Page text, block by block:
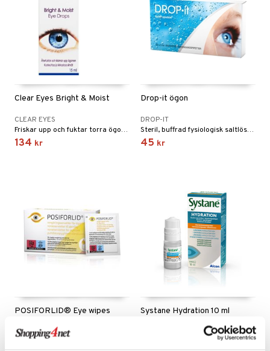
Clear Eyes Bright & Moist
CLEAR EYES
Friskar upp och fuktar torra ögon och minskar och lindrar irritation och obehag.
134 kr
Drop-it ögon
DROP-IT
Steril, buffrad fysiologisk saltlösning utan konserveringsmedel med samma salthalt som naturligt finns i tårvätskan. För vuxna och barn.
45 kr
POSIFORLID® Eye wipes
POSIFORLID
Systane Hydration 10 ml
SYSTANE® HYDRATION är en smörjande ögondroppe som behandlar och ger tillfällig lindring av sveda och irritation på grund av torra ögon.